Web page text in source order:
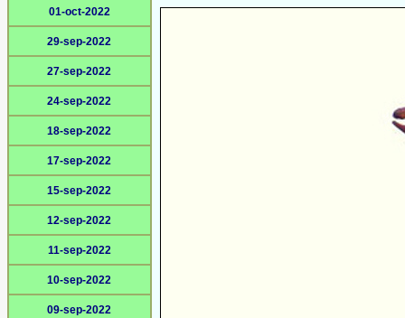
01-oct-2022
29-sep-2022
27-sep-2022
24-sep-2022
18-sep-2022
17-sep-2022
15-sep-2022
12-sep-2022
11-sep-2022
10-sep-2022
09-sep-2022